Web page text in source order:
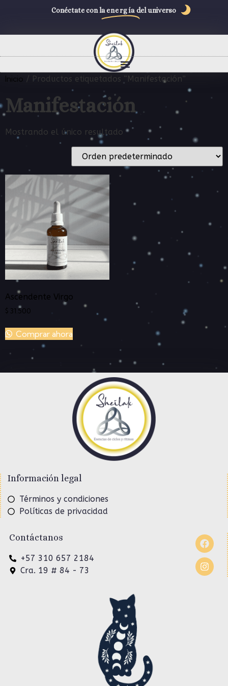
Conéctate con la energía del universo
Inicio / Productos etiquetados “Manifestación”
Manifestación
Mostrando el único resultado
Ascendente Virgo
$ 31.500
Comprar ahora
Información legal
Términos y condiciones
Políticas de privacidad
Contáctanos
+57 310 657 2184
Cra. 19 # 84 - 73